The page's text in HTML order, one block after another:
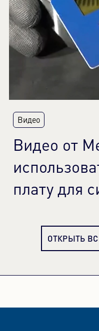
Видео
Видео от
плату для
ОТКРЫТЬ